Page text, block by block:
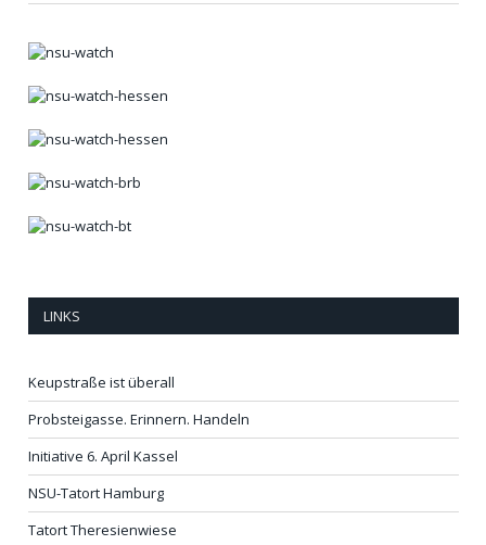
LINKS
Keupstraße ist überall
Probsteigasse. Erinnern. Handeln
Initiative 6. April Kassel
NSU-Tatort Hamburg
Tatort Theresienwiese